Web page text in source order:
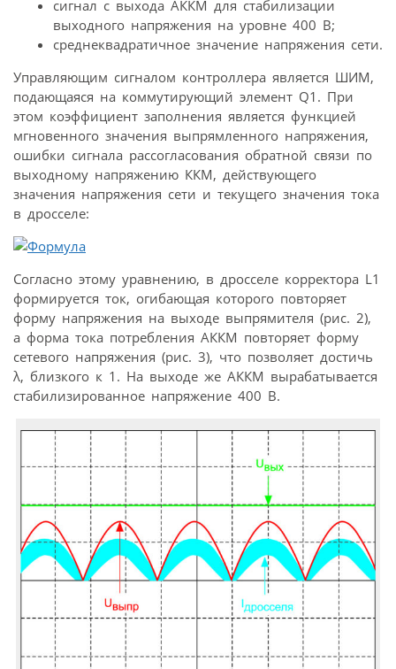
сигнал с выхода АККМ для стабилизации
выходного напряжения на уровне 400 В;
среднеквадратичное значение напряжения сети.
Управляющим сигналом контроллера является ШИМ,
подающаяся на коммутирующий элемент Q1. При
этом коэффициент заполнения является функцией
мгновенного значения выпрямленного напряжения,
ошибки сигнала рассогласования обратной связи по
выходному напряжению ККМ, действующего
значения напряжения сети и текущего значения тока
в дросселе:
Согласно этому уравнению, в дросселе корректора L1
формируется ток, огибающая которого повторяет
форму напряжения на выходе выпрямителя (рис. 2),
а форма тока потребления АККМ повторяет форму
сетевого напряжения (рис. 3), что позволяет достичь
λ, близкого к 1. На выходе же АККМ вырабатывается
стабилизированное напряжение 400 В.